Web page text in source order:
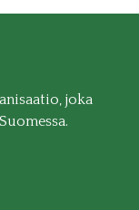
joka